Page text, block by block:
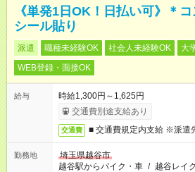
《単発1日OK！日払い可》＊
シール貼り
派遣 職種未経験OK 社会人未経験OK 大
WEB登録・面接OK
給与
時給1,300円～1,625円
交通費別途支給あり
交通費 ■ 交通費規定内支給 ※派遣
勤務地
埼玉県越谷市
越谷駅からバイク・車 / 越谷レイ